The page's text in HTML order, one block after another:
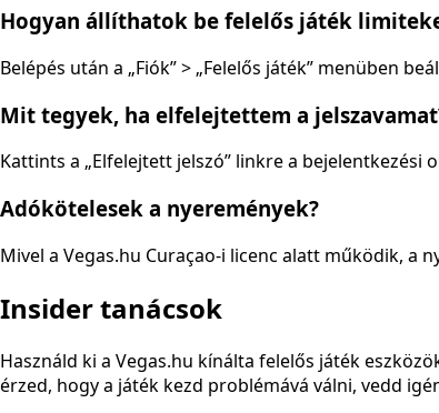
Hogyan állíthatok be felelős játék
Belépés után a „Fiók” > „Felelős játék” menüben
Mit tegyek, ha elfelejtettem a
Kattints a „Elfelejtett jelszó” linkre a bejelentkezési
Adókötelesek a nyeremények?
Mivel a Vegas.hu Curaçao-i licenc alatt működik, a
Insider tanácsok
Használd ki a Vegas.hu kínálta felelős játék
érzed, hogy a játék kezd problémává válni, vedd